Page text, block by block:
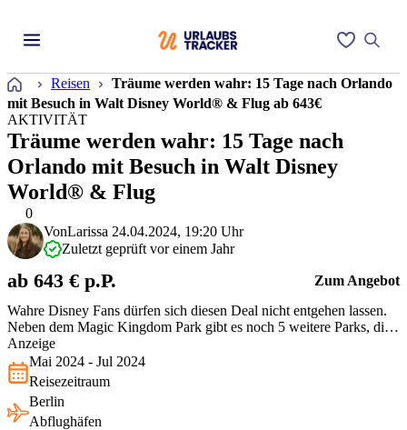
Startseite
Reisen
Träume werden wahr: 15 Tage nach Orlando
mit Besuch in Walt Disney World® & Flug ab 643€
0
AKTIVITÄT
Träume werden wahr: 15 Tage nach
Orlando mit Besuch in Walt Disney
World® & Flug
Wahre Disney Fans dürfen sich diesen Deal nicht entgehen lassen.
Neben dem Magic Kingdom Park gibt es noch 5 weitere Parks, die
zu Walt Disney World gehören. EPCOT, Disney's Animal
Kingdom, Disney's Hollywood Studios, Disney's Blizzard Beach
Water Park sowie Disney's Typhoon Lagoon Water Park. Tickets für
VonLarissa 24.04.2024, 19:20 Uhr
Zuletzt geprüft vor einem Jahr
ab 643 € p.P. Zum Angebot
Anzeige
Mai 2024 - Jul 2024
Reisezeitraum
Berlin
Abflughäfen